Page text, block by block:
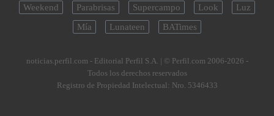
Weekend
Parabrisas Supercampo Look
Luz
Mía
Lunateen BATimes
noticias.perfil.com - Editorial Perfil S.A. | © Perfil.com 2006-2026 -
Todos los derechos reservados
Registro de Propiedad Intelectual: Nro. 5346433